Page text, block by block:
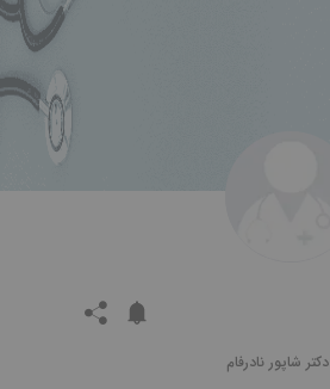
دکتر شاپور نادرفام